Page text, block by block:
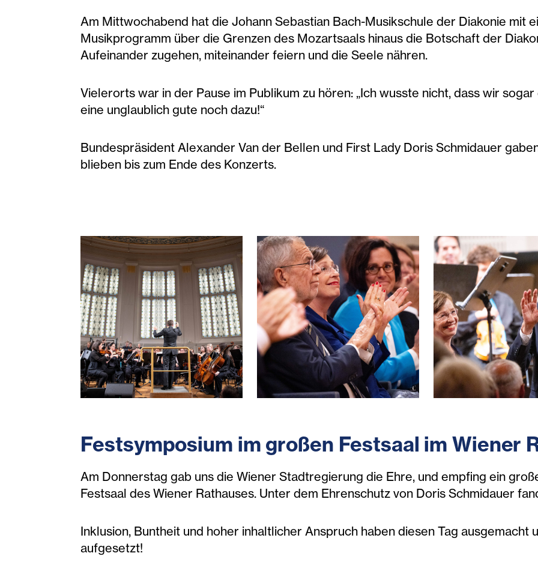
Am Mittwochabend hat die Johann Sebastian Bach-Musikschule der Diakonie mit
Musikprogramm über die Grenzen des Mozartsaals hinaus die Botschaft der
Aufeinander zugehen, miteinander feiern und die Seele nähren.
Vielerorts war in der Pause im Publikum zu hören: „Ich wusste nicht, dass wir
eine unglaublich gute noch dazu!“
Bundespräsident Alexander Van der Bellen und First Lady Doris Schmidauer
blieben bis zum Ende des Konzerts.
Festsymposium im großen Festsaal im Wiener
Am Donnerstag gab uns die Wiener Stadtregierung die Ehre, und empfing ein
Festsaal des Wiener Rathauses. Unter dem Ehrenschutz von Doris Schmidauer
Inklusion, Buntheit und hoher inhaltlicher Anspruch haben diesen Tag ausgemacht
aufgesetzt!